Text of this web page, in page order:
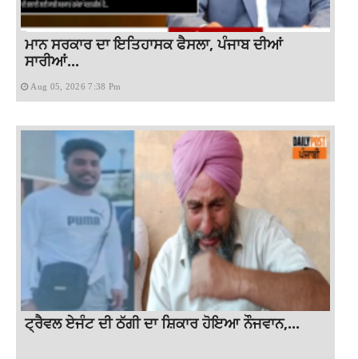
ਮਾਨ ਸਰਕਾਰ ਦਾ ਇਤਿਹਾਸਕ ਫੈਸਲਾ, ਪੰਜਾਬ ਦੀਆਂ
ਸਾਰੀਆਂ...
Aug 05, 2026 7:38 Pm
ਟ੍ਰੈਵਲ ਏਜੰਟ ਦੀ ਠੱਗੀ ਦਾ ਸ਼ਿਕਾਰ ਹੋਇਆ ਨੌਜਵਾਨ,...